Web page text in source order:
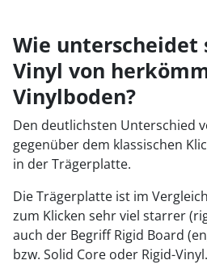
Wie unterscheidet
Vinyl von
Vinylboden?
Den deutlichsten Unterschied
gegenüber dem klassischen
in der Trägerplatte.
Die Trägerplatte ist im
zum Klicken sehr viel starrer
auch der Begriff Rigid Board
bzw. Solid Core oder Rigid-Vinyl.